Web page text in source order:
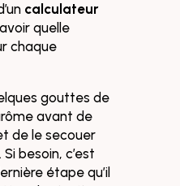
calculateur
quelle
chaque
gouttes de
avant de
de le secouer
besoin, c’est
étape qu’il